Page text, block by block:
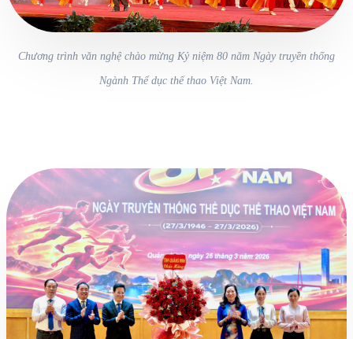
Chương trình văn nghệ chào mừng Kỷ niệm 80 năm Ngày truyền thống
Ngành Thể dục thể thao Việt Nam.